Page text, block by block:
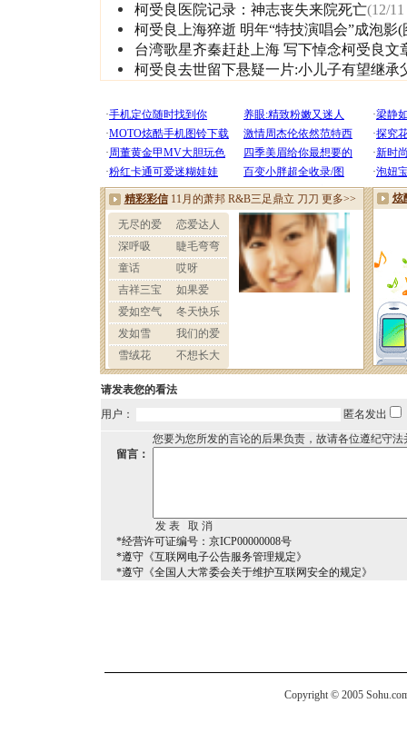
柯受良医院记录：神志丧失来院死亡(12/
柯受良上海猝逝 明年“特技演唱会”成泡影(
台湾歌星齐秦赶赴上海 写下悼念柯受良文
柯受良去世留下悬疑一片:小儿子有望继承
请发表您的看法
用户：
匿名发出
您要为您所发的言论的后果负责，故请各位遵纪守
留言：
*经营许可证编号：京ICP00000008号
*遵守《互联网电子公告服务管理规定》
*遵守《全国人大常委会关于维护互联网安全的规定》
Copyright © 2005